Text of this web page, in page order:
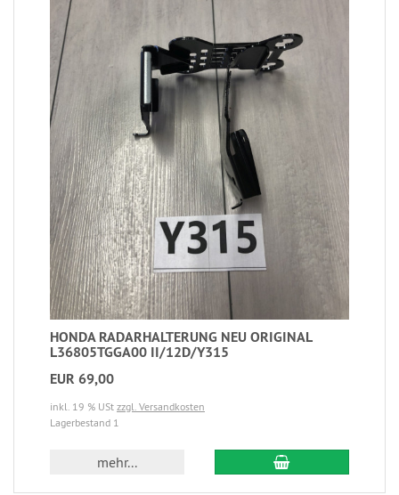
HONDA RADARHALTERUNG NEU ORIGINAL
L36805TGGA00 II/12D/Y315
EUR 69,00
inkl. 19 % USt zzgl. Versandkosten
Lagerbestand 1
mehr...